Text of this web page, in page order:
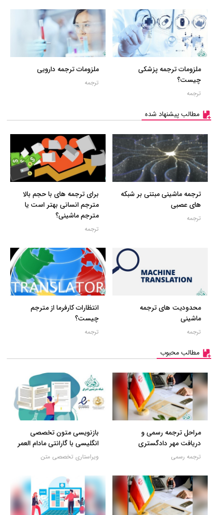
ملزومات ترجمه پزشکی
چیست؟
ترجمه
ملزومات ترجمه دارویی
ترجمه
مطالب پیشنهاد شده
ترجمه ماشینی مبتنی بر شبکه
های عصبی
ترجمه
برای ترجمه های با حجم بالا
مترجم انسانی بهتر است یا
مترجم ماشینی؟
ترجمه
محدودیت های ترجمه
ماشینی
ترجمه
انتظارات کارفرما از مترجم
چیست؟
ترجمه
مطالب محبوب
مراحل ترجمه رسمی و
دریافت مهر دادگستری
ترجمه رسمی
بازنویسی متون تخصصی
انگلیسی با گارانتی مادام العمر
ویراستاری تخصصی متن